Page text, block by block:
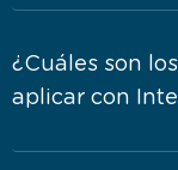
¿Cuáles son
aplicar con